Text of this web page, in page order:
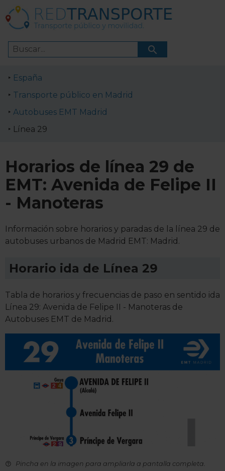
España
Transporte público en Madrid
Autobuses EMT Madrid
Línea 29
Horarios de línea 29 de
EMT: Avenida de Felipe II
- Manoteras
Información sobre horarios y paradas de la línea 29 de
autobuses urbanos de Madrid EMT: Madrid.
Horario ida de Línea 29
Tabla de horarios y frecuencias de paso en sentido ida
Línea 29: Avenida de Felipe II - Manoteras de
Autobuses EMT de Madrid.
Pincha en la imagen para ampliarla a pantalla completa.